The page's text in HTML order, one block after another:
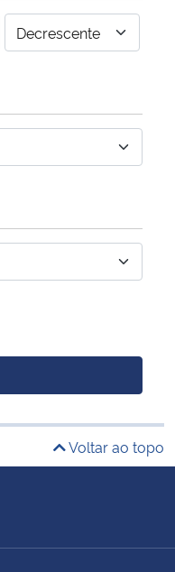
Voltar ao topo